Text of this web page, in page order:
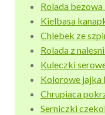
Rolada
Kielbasa
Chlebek ze
Rolada z
Kuleczki
Kolorowe jajka
Chrupiaca
Serniczki